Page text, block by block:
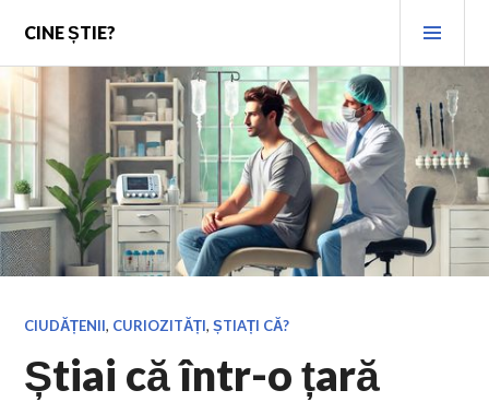
content
CINE ȘTIE?
CIUDĂȚENII, CURIOZITĂȚI,ȘTIAȚI CĂ?
Știai că într-o țară